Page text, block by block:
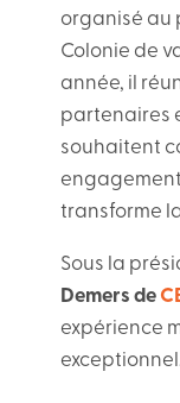
organisé au
Colonie de
année, il
partenaires
souhaitent
transforme
Sous la
Demers de
expérience